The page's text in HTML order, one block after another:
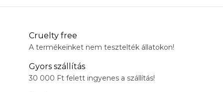
Cruelty free
A termékeinket nem tesztelték állatokon!
Gyors szállítás
30 000 Ft felett ingyenes a szállítás!